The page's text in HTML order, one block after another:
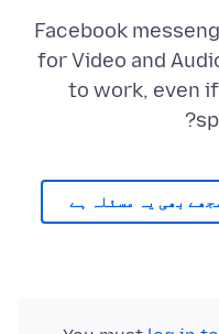
Facebook
for Video and
to work, even
بھی یہ مسئلہ ہے